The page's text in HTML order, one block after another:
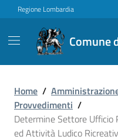
Vai ai contenuti
Vai al footer
Regione Lombardia
Comune
Home /
Provvedimenti /
Determine Settore Ufficio
ed Attività Ludico